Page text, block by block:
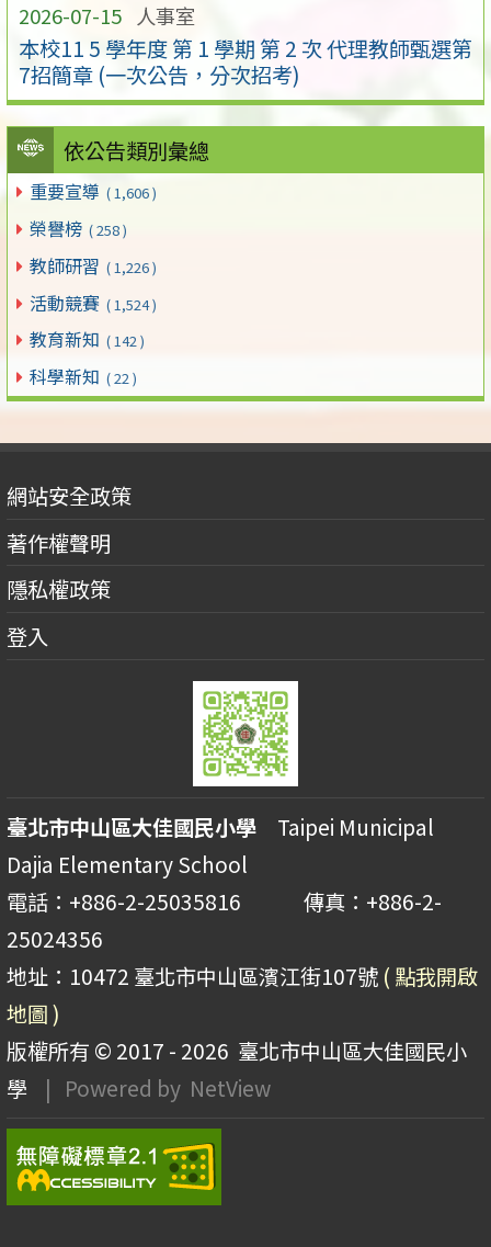
2026-07-15 人事室
本校11 5 學年度 第 1 學期 第 2 次 代理教師甄選第
7招簡章 (一次公告，分次招考)
依公告類別彙總
重要宣導 ( 1,606 )
榮譽榜 ( 258 )
教師研習 ( 1,226 )
活動競賽 ( 1,524 )
教育新知 ( 142 )
科學新知 ( 22 )
網站安全政策
著作權聲明
隱私權政策
登入
臺北市中山區大佳國民小學 Taipei Municipal
Dajia Elementary School
電話：+886-2-25035816 傳真：+886-2-
25024356
地址：10472 臺北市中山區濱江街107號 ( 點我開啟
地圖 )
版權所有 © 2017 - 2026 臺北市中山區大佳國民小
學
| Powered by NetView